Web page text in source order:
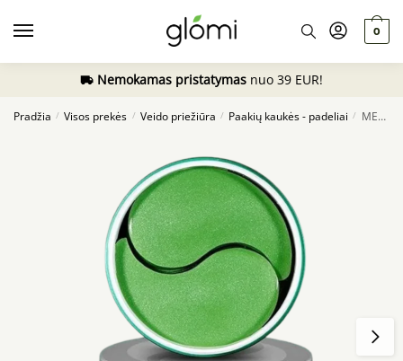
0
Nemokamas pristatymas nuo 39 EUR!
Pradžia / Visos prekės / Veido priežiūra / Paakių kaukės - padeliai / MEDI-PEEL Hyaluron Cica Peptide 9 Ampoule Eye Patch, 60vnt.